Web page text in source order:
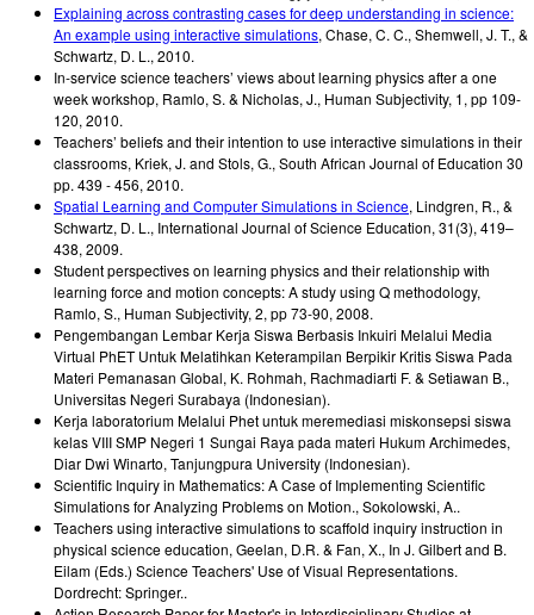
Explaining across contrasting cases for deep understanding in science:
An example using interactive simulations, Chase, C. C., Shemwell, J. T., &
Schwartz, D. L., 2010.
In-service science teachers’ views about learning physics after a one
week workshop, Ramlo, S. & Nicholas, J., Human Subjectivity, 1, pp 109-
120, 2010.
Teachers’ beliefs and their intention to use interactive simulations in their
classrooms, Kriek, J. and Stols, G., South African Journal of Education 30
pp. 439 - 456, 2010.
Spatial Learning and Computer Simulations in Science, Lindgren, R., &
Schwartz, D. L., International Journal of Science Education, 31(3), 419–
438, 2009.
Student perspectives on learning physics and their relationship with
learning force and motion concepts: A study using Q methodology,
Ramlo, S., Human Subjectivity, 2, pp 73-90, 2008.
Pengembangan Lembar Kerja Siswa Berbasis Inkuiri Melalui Media
Virtual PhET Untuk Melatihkan Keterampilan Berpikir Kritis Siswa Pada
Materi Pemanasan Global, K. Rohmah, Rachmadiarti F. & Setiawan B.,
Universitas Negeri Surabaya (Indonesian).
Kerja laboratorium Melalui Phet untuk meremediasi miskonsepsi siswa
kelas VIII SMP Negeri 1 Sungai Raya pada materi Hukum Archimedes,
Diar Dwi Winarto, Tanjungpura University (Indonesian).
Scientific Inquiry in Mathematics: A Case of Implementing Scientific
Simulations for Analyzing Problems on Motion., Sokolowski, A..
Teachers using interactive simulations to scaffold inquiry instruction in
physical science education, Geelan, D.R. & Fan, X., In J. Gilbert and B.
Eilam (Eds.) Science Teachers' Use of Visual Representations.
Dordrecht: Springer..